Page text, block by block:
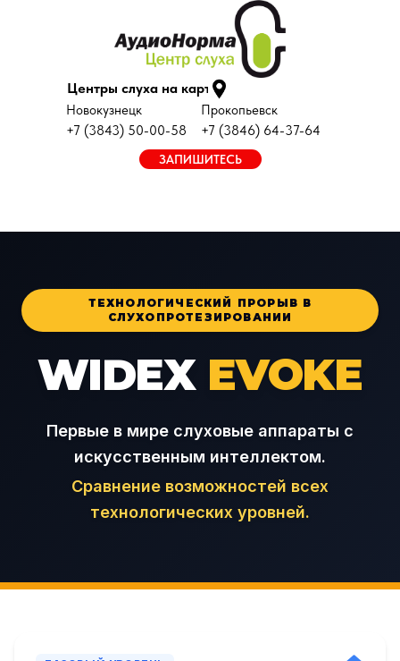
Центры слуха на карте
Прокопьевск
+7 (3846) 64-37-64
Новокузнецк
+7 (3843) 50-00-58
ЗАПИШИТЕСЬ
ТЕХНОЛОГИЧЕСКИЙ ПРОРЫВ В
СЛУХОПРОТЕЗИРОВАНИИ
WIDEX EVOKE
Первые в мире слуховые аппараты с
искусственным интеллектом.
Сравнение возможностей всех
технологических уровней.